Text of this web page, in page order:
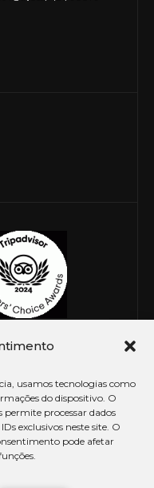
usamos tecnologias como
do dispositivo. O
permite processar dados
exclusivos neste site. O
pode afetar
os direitos